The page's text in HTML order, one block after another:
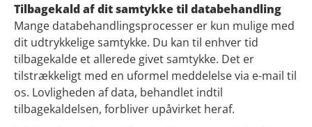
Tilbagekald af dit samtykke til databehandling
Mange databehandlingsprocesser er kun mulige med
dit udtrykkelige samtykke. Du kan til enhver tid
tilbagekalde et allerede givet samtykke. Det er
tilstrækkeligt med en uformel meddelelse via e-mail til
os. Lovligheden af data, behandlet indtil
tilbagekaldelsen, forbliver upåvirket heraf.